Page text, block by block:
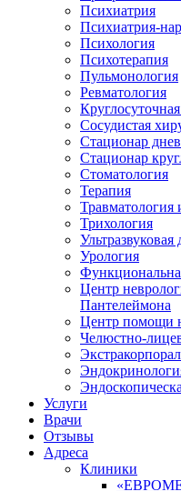
Психиатрия
Психиатрия-
Психология
Психотерапия
Пульмонология
Ревматология
Сосудистая
Стационар
Стационар
Стоматология
Терапия
Травматология
Трихология
Ультразвуковая
Урология
Центр
Пантелеймона
Центр помощи
Челюстно-
Услуги
Врачи
Отзывы
Адреса
Клиники